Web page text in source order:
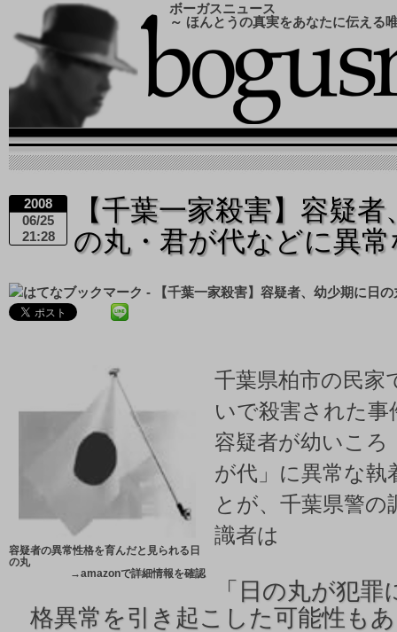
ボーガスニュース
～ ほんとうの真実をあなたに伝える
2008
06/25
21:28
【千葉一家殺害】容疑
の丸・君が代などに異
容疑者の異常性格を育んだと見られる日
の丸
→amazonで詳細情報を確認
千葉県柏市の民家
いで殺害された
容疑者が幼いころ
が代」に異常な
とが、千葉県警
識者は
「 日の丸が犯罪
格異常を引き起こした可能性も